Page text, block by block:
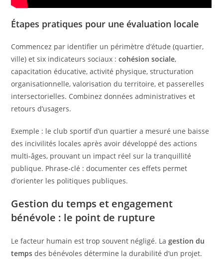
Étapes pratiques pour une évaluation locale
Commencez par identifier un périmètre d’étude (quartier,
ville) et six indicateurs sociaux :cohésion sociale,
capacitation éducative, activité physique, structuration
organisationnelle, valorisation du territoire, et passerelles
intersectorielles. Combinez données administratives et
retours d’usagers.
Exemple : le club sportif d’un quartier a mesuré une baisse
des incivilités locales après avoir développé des actions
multi-âges, prouvant un impact réel sur la tranquillité
publique. Phrase-clé : documenter ces effets permet
d’orienter les politiques publiques.
Gestion du temps et engagement
bénévole : le point de rupture
Le facteur humain est trop souvent négligé. Lagestion du
temps des bénévoles détermine la durabilité d’un projet.